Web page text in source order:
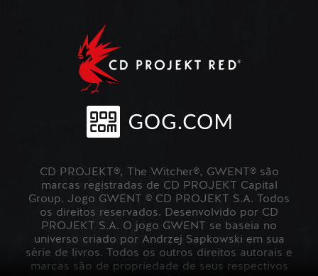
CD PROJEKT®, The Witcher®, GWENT® são
marcas registradas de CD PROJEKT Capital
Group. Jogo GWENT © CD PROJEKT S.A. Todos
os direitos reservados. Desenvolvido por CD
PROJEKT S.A. O jogo GWENT se baseia no
universo criado por Andrzej Sapkowski em sua
série de livros. Todos os outros direitos autorais e
marcas são de propriedade de seus respectivos